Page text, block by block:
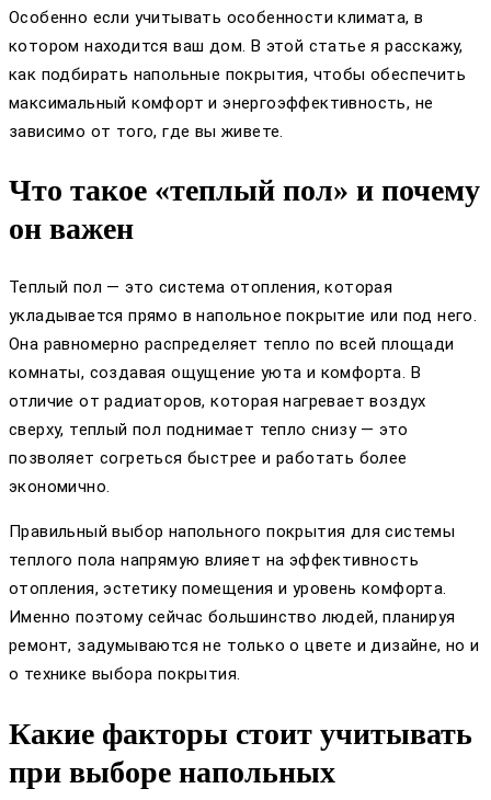
Особенно если учитывать особенности климата, в
котором находится ваш дом. В этой статье я расскажу,
как подбирать напольные покрытия, чтобы обеспечить
максимальный комфорт и энергоэффективность, не
зависимо от того, где вы живете.
Что такое «теплый пол» и почему
он важен
Теплый пол — это система отопления, которая
укладывается прямо в напольное покрытие или под него.
Она равномерно распределяет тепло по всей площади
комнаты, создавая ощущение уюта и комфорта. В
отличие от радиаторов, которая нагревает воздух
сверху, теплый пол поднимает тепло снизу — это
позволяет согреться быстрее и работать более
экономично.
Правильный выбор напольного покрытия для системы
теплого пола напрямую влияет на эффективность
отопления, эстетику помещения и уровень комфорта.
Именно поэтому сейчас большинство людей, планируя
ремонт, задумываются не только о цвете и дизайне, но и
о технике выбора покрытия.
Какие факторы стоит учитывать
при выборе напольных